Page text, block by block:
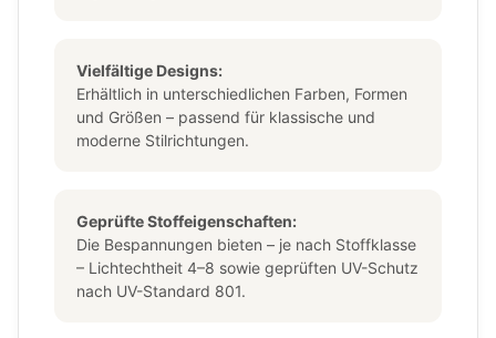
Vielfältige Designs:
Erhältlich in unterschiedlichen Farben, Formen
und Größen – passend für klassische und
moderne Stilrichtungen.
Geprüfte Stoffeigenschaften:
Die Bespannungen bieten – je nach Stoffklasse
– Lichtechtheit 4–8 sowie geprüften UV-Schutz
nach UV-Standard 801.